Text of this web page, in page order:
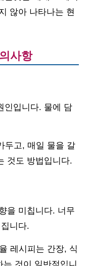
않아 나타나는 현
사항
인입니다. 물에 담
두고, 매일 물을 갈
것도 방법입니다.
을 미칩니다. 너무
니다.
레시피는 간장, 식